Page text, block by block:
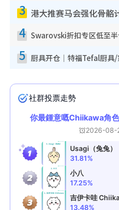
3
4
5